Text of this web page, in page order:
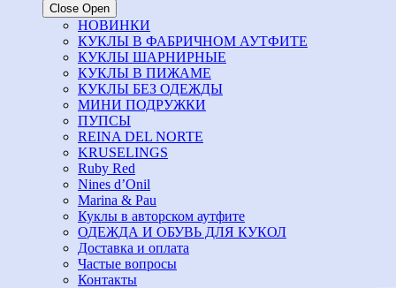
Close Open
НОВИНКИ
КУКЛЫ В ФАБРИЧНОМ АУТФИТЕ
КУКЛЫ ШАРНИРНЫЕ
КУКЛЫ В ПИЖАМЕ
КУКЛЫ БЕЗ ОДЕЖДЫ
МИНИ ПОДРУЖКИ
ПУПСЫ
REINA DEL NORTE
KRUSELINGS
Ruby Red
Nines d’Onil
Marina & Pau
Куклы в авторском аутфите
ОДЕЖДА И ОБУВЬ ДЛЯ КУКОЛ
Доставка и оплата
Частые вопросы
Контакты